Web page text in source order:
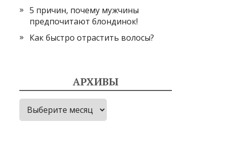
5 причин, почему мужчины
предпочитают блондинок!
Как быстро отрастить волосы?
АРХИВЫ
Архивы